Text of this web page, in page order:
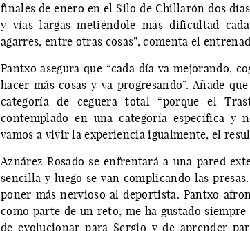
finales de enero en el Silo de Chillarón dos
y vías largas metiéndole más dificultad
agarres, entre otras cosas”, comenta el
Pantxo asegura que “cada día va mejorando,
hacer más cosas y va progresando”. Añade
categoría de ceguera total “porque el
contemplado en una categoría específica y
vamos a vivir la experiencia igualmente, el
Aznárez Rosado se enfrentará a una pared
sencilla y luego se van complicando las
poner más nervioso al deportista. Pantxo
como parte de un reto, me ha gustado
de evolucionar para Sergio y de aprender